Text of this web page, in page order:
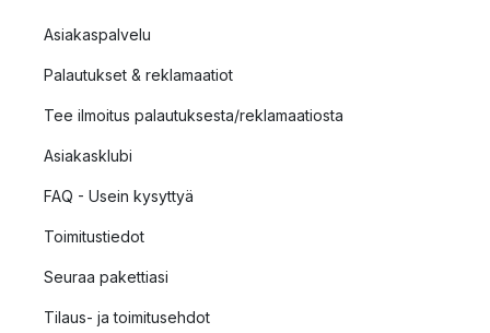
Asiakaspalvelu
Palautukset & reklamaatiot
Tee ilmoitus palautuksesta/reklamaatiosta
Asiakasklubi
FAQ - Usein kysyttyä
Toimitustiedot
Seuraa pakettiasi
Tilaus- ja toimitusehdot